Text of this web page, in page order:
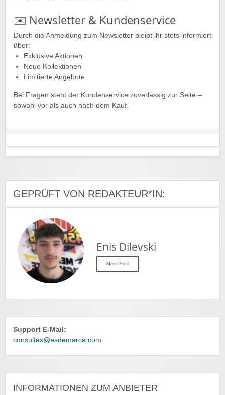
✉️ Newsletter & Kundenservice
Durch die Anmeldung zum Newsletter bleibt ihr stets informiert
über:
Exklusive Aktionen
Neue Kollektionen
Limitierte Angebote
Bei Fragen steht der Kundenservice zuverlässig zur Seite –
sowohl vor als auch nach dem Kauf.
GEPRÜFT VON REDAKTEUR*IN:
Enis Dilevski
Mein Profil
Support E-Mail:
consultas@esdemarca.com
INFORMATIONEN ZUM ANBIETER